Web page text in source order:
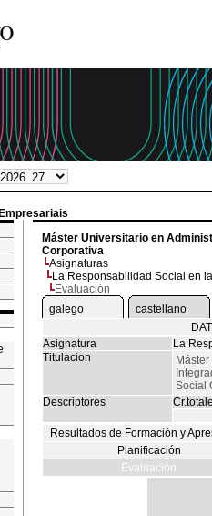
Máster Universitario en
Corporativa
Asignaturas
La Responsabilidad Social en
Evaluación
galego
castellano
Asignatura
La
Titulacion
Social
Descriptores
Resultados de Formación y
Planificación
Evaluación